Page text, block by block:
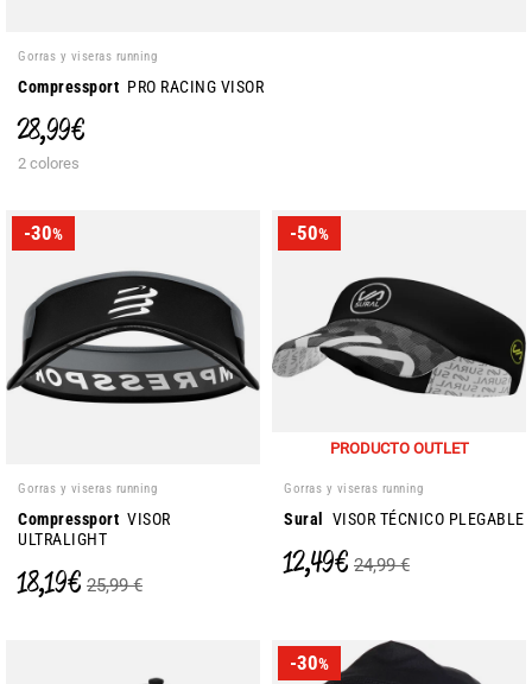
Gorras y viseras running
Compressport PRO RACING VISOR
28,99 €
2 colores
-30%
Gorras y viseras running
Compressport VISOR
ULTRALIGHT
18,19 € 25,99 €
-50%
PRODUCTO OUTLET
Gorras y viseras running
Sural VISOR TÉCNICO PLEGABLE
12,49 € 24,99 €
-30%